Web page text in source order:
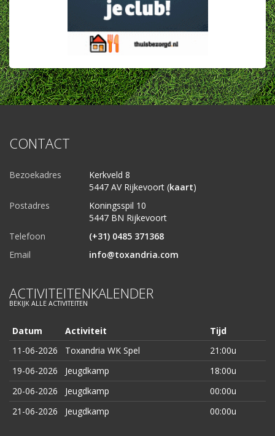
CONTACT
Bezoekadres
Kerkveld 8
5447 AV Rijkevoort (kaart)
Postadres
Koningsspil 10
5447 BN Rijkevoort
Telefoon
(+31) 0485 371368
Email
info@toxandria.com
ACTIVITEITENKALENDER
BEKIJK ALLE ACTIVITEITEN
Datum Activiteit
Tijd
11-06-2026
Toxandria WK Spel
21:00u
19-06-2026
Jeugdkamp
18:00u
20-06-2026
Jeugdkamp
00:00u
21-06-2026
Jeugdkamp 00:00u